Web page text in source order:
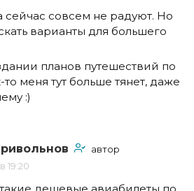
сейчас совсем не радуют. Но
варианты для большего
планов путешествий по
меня тут больше тянет, даже
:)
автор
19:20
дешевые авиабилеты по